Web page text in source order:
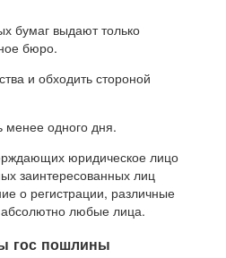
бумаг выдают только
бюро.
и обходить стороной
менее одного дня.
юридическое лицо
заинтересованных лиц
о регистрации, различные
абсолютно любые лица.
гос пошлины